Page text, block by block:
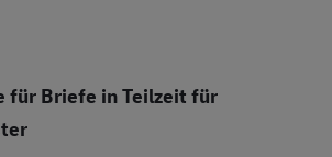
für Briefe inTeilzeit für